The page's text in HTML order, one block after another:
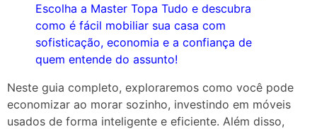
Escolha a Master Topa Tudo e descubra
como é fácil mobiliar sua casa com
sofisticação, economia e a confiança de
quem entende do assunto!
Neste guia completo, exploraremos como você pode
economizar ao morar sozinho, investindo em móveis
usados de forma inteligente e eficiente. Além disso,